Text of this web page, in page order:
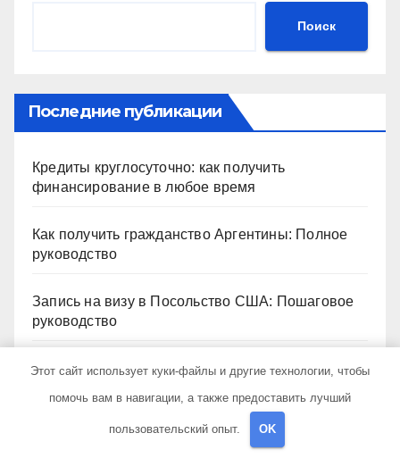
Поиск
Последние публикации
Кредиты круглосуточно: как получить
финансирование в любое время
Как получить гражданство Аргентины: Полное
руководство
Запись на визу в Посольство США: Пошаговое
руководство
Экскурсии в Сочи: Путешествие в сердце
Визы в Индию: Все, что вам нужно знать
Этот сайт использует куки-файлы и другие технологии, чтобы
помочь вам в навигации, а также предоставить лучший
пользовательский опыт. OK